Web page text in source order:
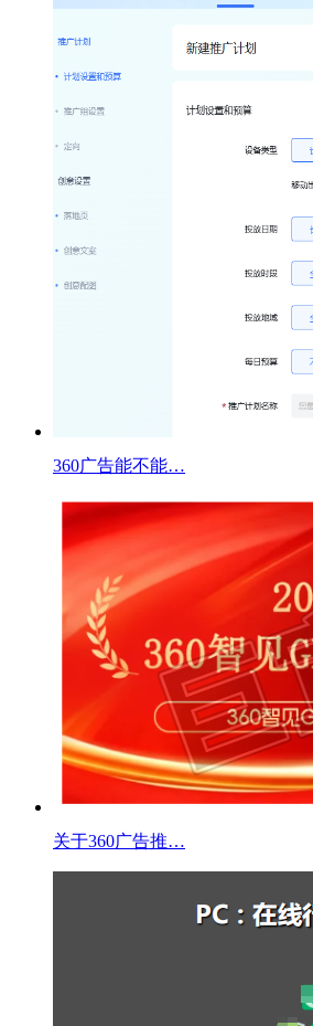
360广告能不能…
关于360广告推…